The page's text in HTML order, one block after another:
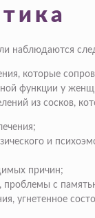
наблюдаются
которые
функции у
из сосков,
и
причин;
проблемы с
угнетенное